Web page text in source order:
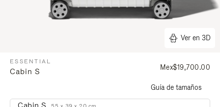
Ver en 3D
ESSENTIAL
Cabin S Mex$19,700.00
Guía de tamaños